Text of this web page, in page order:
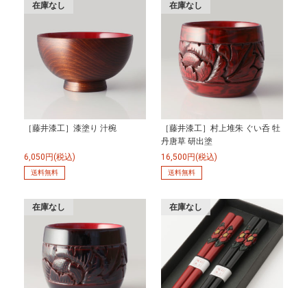
［藤井漆工］漆塗り 汁椀
6,050円(税込)
送料無料
在庫なし
［藤井漆工］村上堆朱 ぐい呑 牡
丹唐草 研出塗
16,500円(税込)
送料無料
在庫なし
在庫なし 在庫なし